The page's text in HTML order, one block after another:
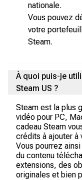
nationale.
Vous pouvez
votre
Steam.
À quoi puis-je
Steam US ?
Steam est la plus
vidéo pour PC,
cadeau Steam
crédits à ajouter à
Vous pourrez
du contenu
extensions, des
originales et bien